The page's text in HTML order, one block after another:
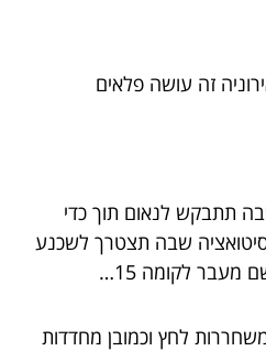
זה עושה פלאים
תתבקש לנאום תוך כדי
שבה תצטרך לשכנע
מעבר לקומה 15…
לחץ וכמובן מחדדות